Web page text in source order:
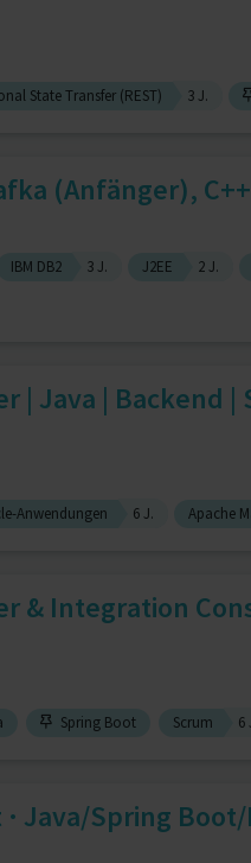
State Transfer (REST) 3 J.
(Anfänger),
IBM DB2 3 J. J2EE 2 J.
| Java | Backend |
Anwendungen 6 J. Apache
& Integration
Spring Boot Scrum 6
Java/Spring